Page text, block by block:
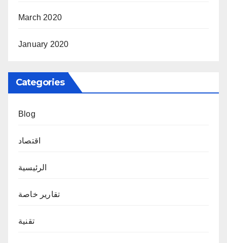
March 2020
January 2020
Categories
Blog
اقتصاد
الرئيسية
تقارير خاصة
تقنية